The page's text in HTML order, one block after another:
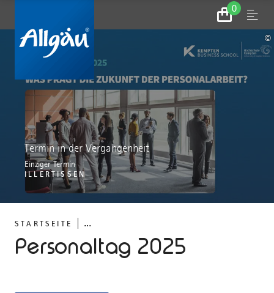
0
Zum
Warenkorb
Menu
STARTSEITE ...
Personaltag 2025
Termin in der Vergangenheit
Einziger Termin
ILLERTISSEN
©